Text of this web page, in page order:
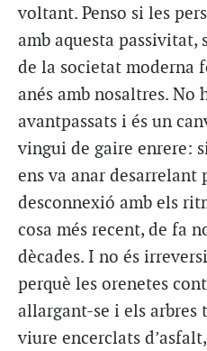
voltant. Penso si les
amb aquesta passivitat,
de la societat moderna
anés amb nosaltres. No
avantpassats i és un
vingui de gaire enrere:
ens va anar desarrelant
desconnexió amb els
cosa més recent, de fa
dècades. I no és
perquè les orenetes
allargant-se i els
viure encerclats